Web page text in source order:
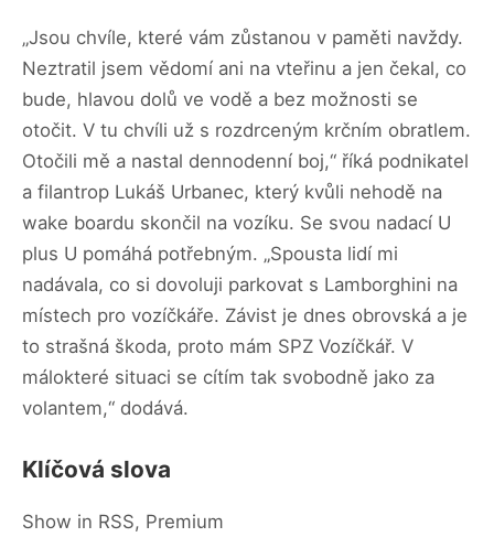
„Jsou chvíle, které vám zůstanou v paměti navždy.
Neztratil jsem vědomí ani na vteřinu a jen čekal, co
bude, hlavou dolů ve vodě a bez možnosti se
otočit. V tu chvíli už s rozdrceným krčním obratlem.
Otočili mě a nastal dennodenní boj,“ říká podnikatel
a filantrop Lukáš Urbanec, který kvůli nehodě na
wake boardu skončil na vozíku. Se svou nadací U
plus U pomáhá potřebným. „Spousta lidí mi
nadávala, co si dovoluji parkovat s Lamborghini na
místech pro vozíčkáře. Závist je dnes obrovská a je
to strašná škoda, proto mám SPZ Vozíčkář. V
málokteré situaci se cítím tak svobodně jako za
volantem,“ dodává.
Klíčová slova
Show in RSS, Premium